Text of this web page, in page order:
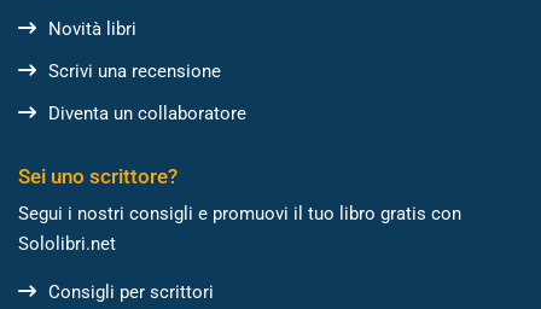
Novità libri
Scrivi una recensione
Diventa un collaboratore
Sei uno scrittore?
Segui i nostri consigli e promuovi il tuo libro gratis con
Sololibri.net
Consigli per scrittori